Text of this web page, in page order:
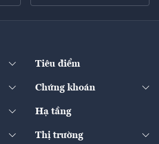
Tiêu điểm
Chứng khoán
Doanh nghiệp niêm yết
Hạ tầng
Thị trường